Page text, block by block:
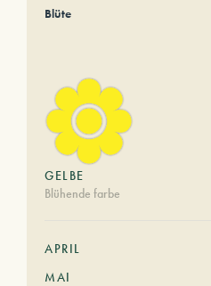
Blüte
GELBE
Blühende farbe
APRIL
MAI